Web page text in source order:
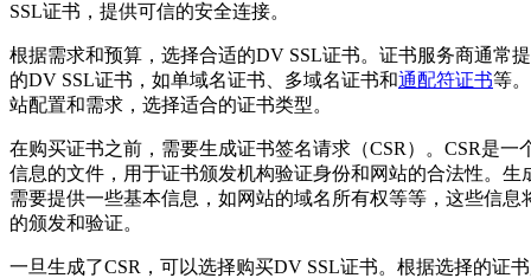
SSL证书，提供可信的安全连接。
根据需求和预算，选择合适的DV SSL证书。证书服务商通常
的DV SSL证书，如单域名证书、多域名证书和通配符证书等
站配置和需求，选择适合的证书类型。
在购买证书之前，需要生成证书签名请求（CSR）。CSR是一
信息的文件，用于证书颁发机构验证身份和网站的合法性。生
需要提供一些基本信息，如网站的域名所有权等等，这些信息
的颁发和验证。
一旦生成了CSR，可以选择购买DV SSL证书。根据选择的证